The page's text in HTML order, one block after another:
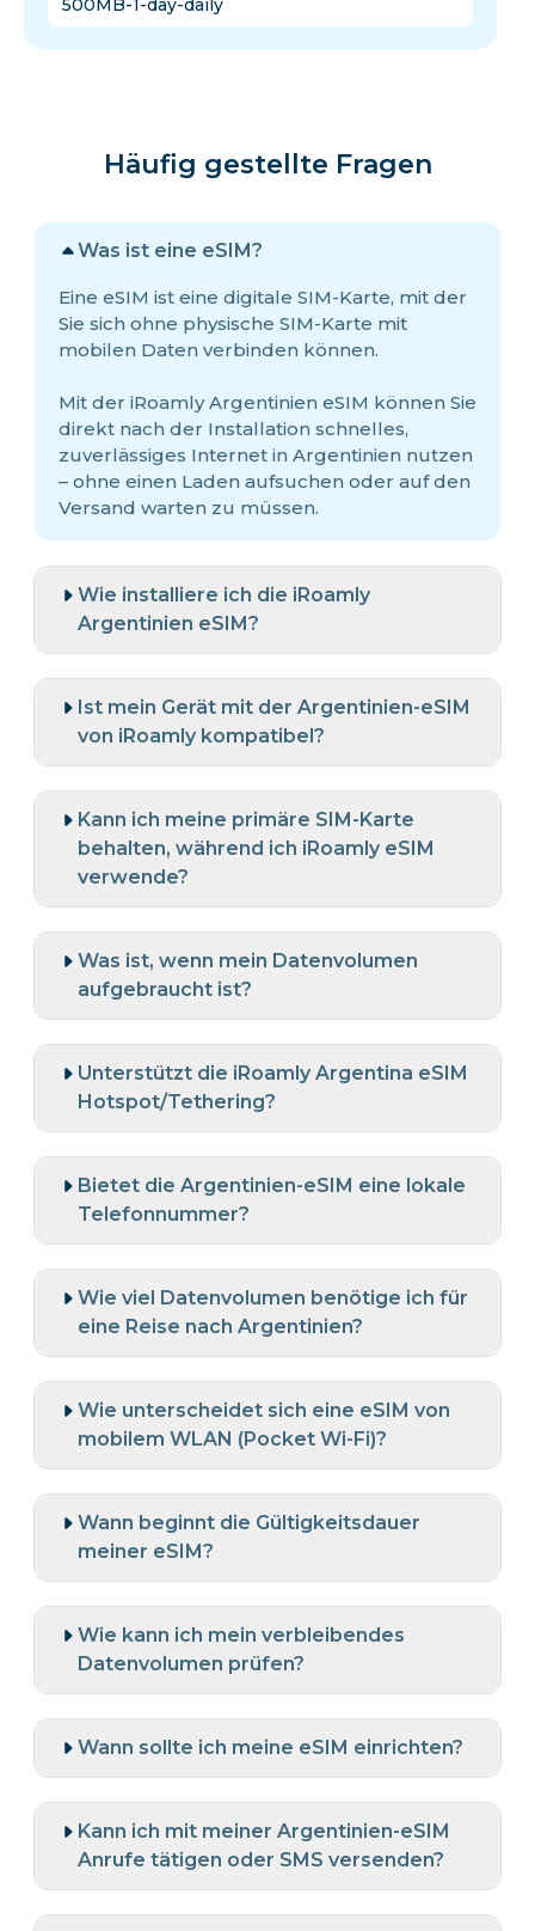
500MB-1-day-daily
Häufig gestellte Fragen
Was ist eine eSIM?
Eine eSIM ist eine digitale SIM-Karte, mit der
Sie sich ohne physische SIM-Karte mit
mobilen Daten verbinden können.
Mit der iRoamly Argentinien eSIM können Sie
direkt nach der Installation schnelles,
zuverlässiges Internet in Argentinien nutzen
– ohne einen Laden aufsuchen oder auf den
Versand warten zu müssen.
Wie installiere ich die iRoamly
Argentinien eSIM?
Ist mein Gerät mit der Argentinien-eSIM
von iRoamly kompatibel?
Kann ich meine primäre SIM-Karte
behalten, während ich iRoamly eSIM
verwende?
Was ist, wenn mein Datenvolumen
aufgebraucht ist?
Unterstützt die iRoamly Argentina eSIM
Hotspot/Tethering?
Bietet die Argentinien-eSIM eine lokale
Telefonnummer?
Wie viel Datenvolumen benötige ich für
eine Reise nach Argentinien?
Wie unterscheidet sich eine eSIM von
mobilem WLAN (Pocket Wi-Fi)?
Wann beginnt die Gültigkeitsdauer
meiner eSIM?
Wie kann ich mein verbleibendes
Datenvolumen prüfen?
Wann sollte ich meine eSIM einrichten?
Kann ich mit meiner Argentinien-eSIM
Anrufe tätigen oder SMS versenden?